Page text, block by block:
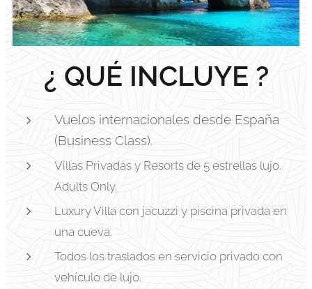
¿ QUÉ INCLUYE ?
Vuelos internacionales desde España
(Business Class).
Villas Privadas y Resorts de 5 estrellas lujo.
Adults Only.
Luxury Villa con jacuzzi y piscina privada en
una cueva.
Todos los traslados en servicio privado con
vehículo de lujo.